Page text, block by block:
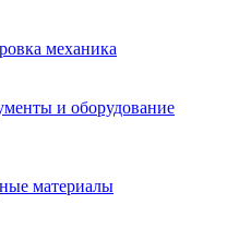
механика
и оборудование
материалы